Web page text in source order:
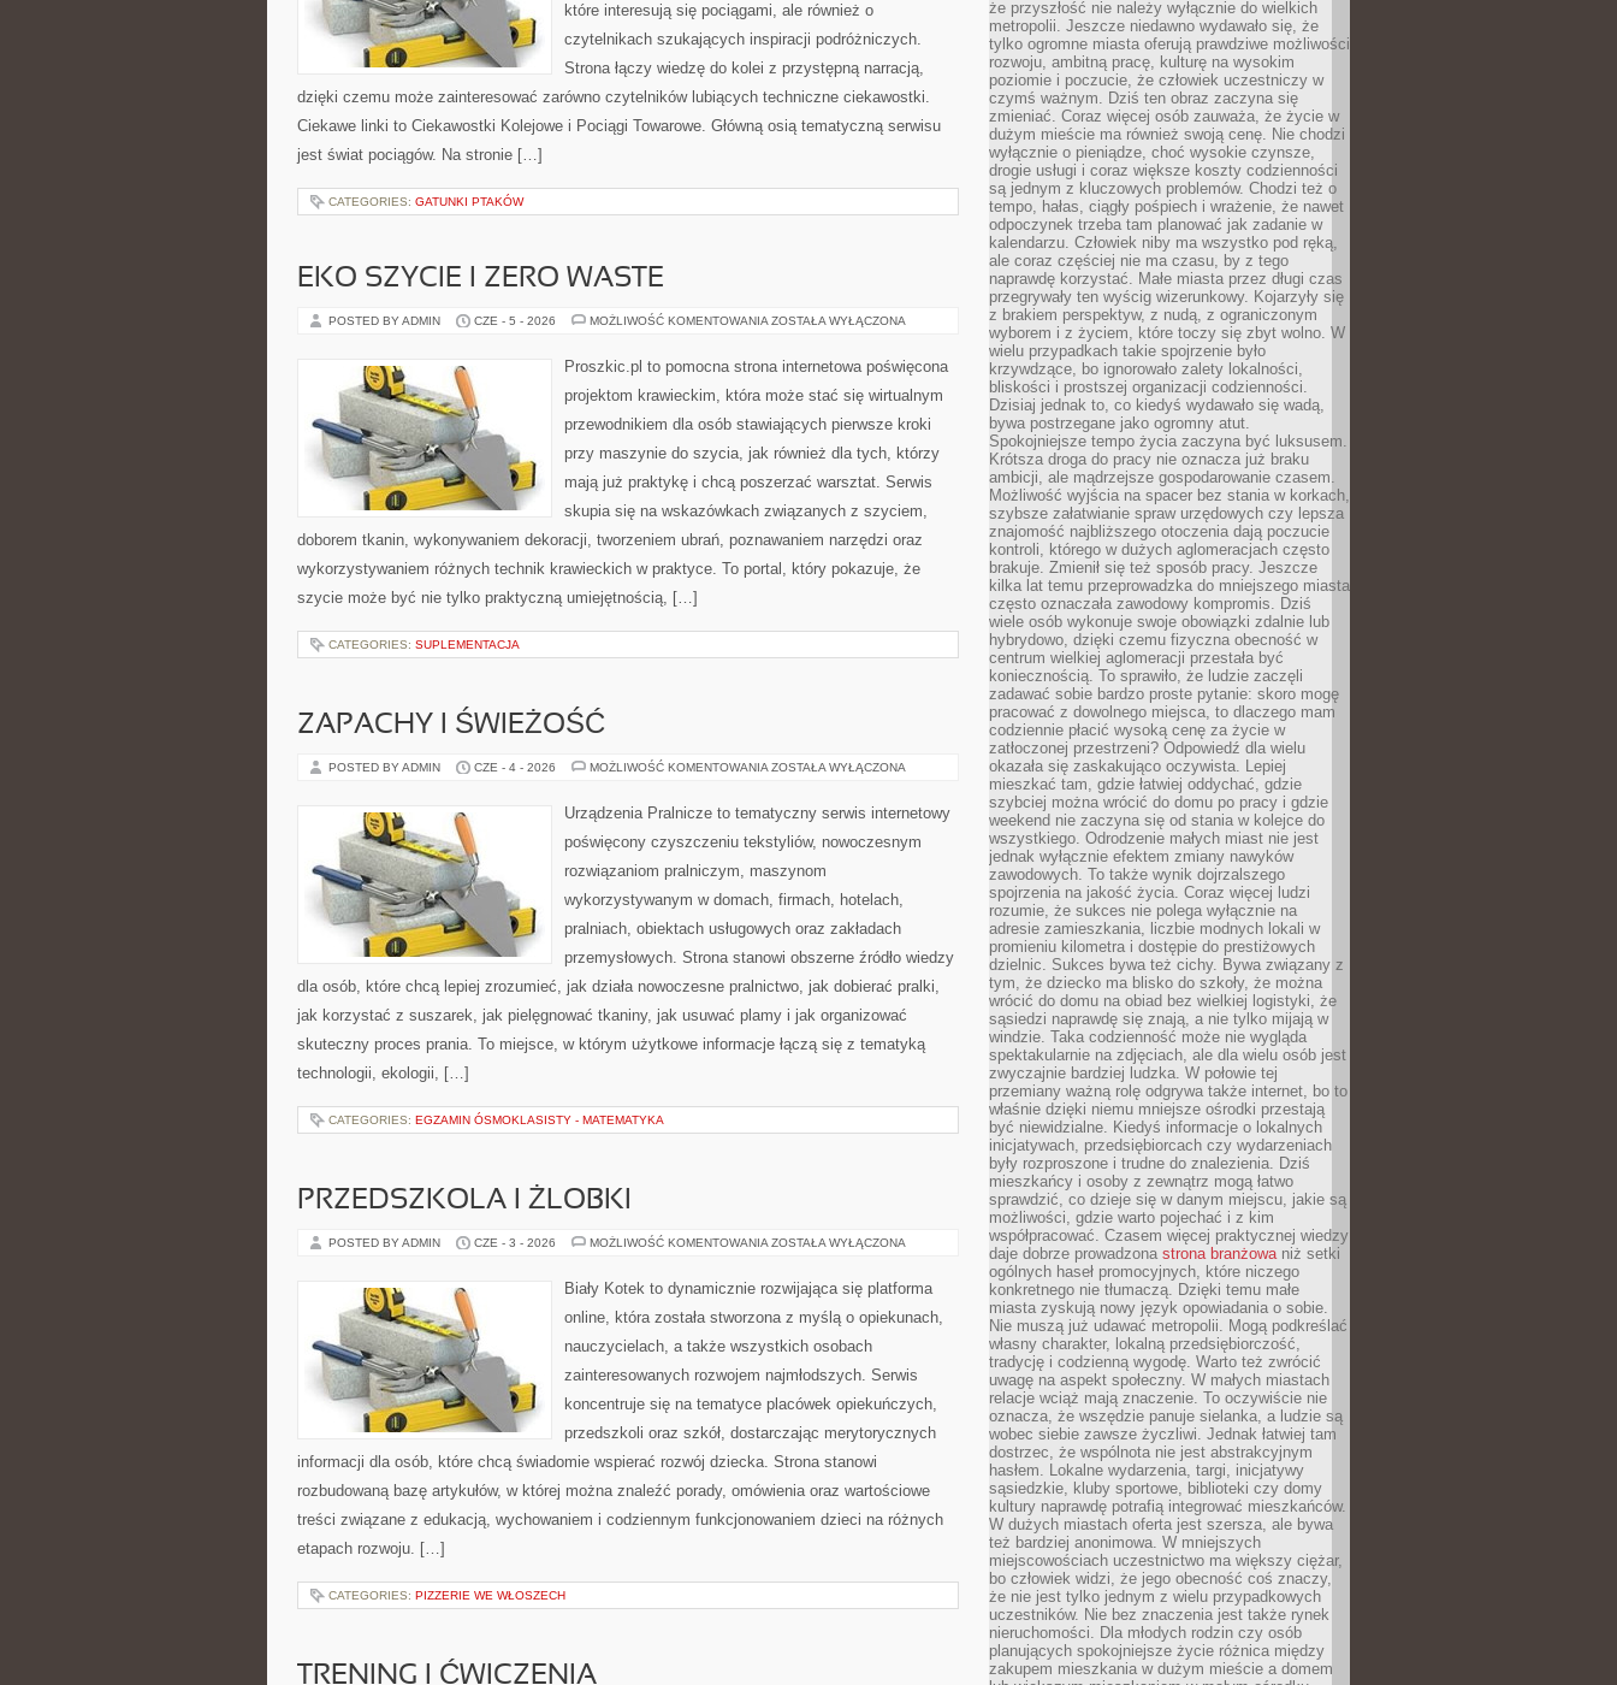
które interesują się pociągami, ale również o
czytelnikach szukających inspiracji podróżniczych.
Strona łączy wiedzę do kolei z przystępną narracją,
dzięki czemu może zainteresować zarówno czytelników lubiących techniczne ciekawostki.
Ciekawe linki to Ciekawostki Kolejowe i Pociągi Towarowe. Główną osią tematyczną serwisu
jest świat pociągów. Na stronie […]
CATEGORIES: GATUNKI PTAKÓW
EKO SZYCIE I ZERO WASTE
POSTED BY ADMIN CZE - 5 - 2026 MOŻLIWOŚĆ KOMENTOWANIA EKO
ZERO
WASTE
ZOSTAŁA WYŁĄCZONA
Proszkic.pl to pomocna strona internetowa poświęcona
projektom krawieckim, która może stać się wirtualnym
przewodnikiem dla osób stawiających pierwsze kroki
przy maszynie do szycia, jak również dla tych, którzy
mają już praktykę i chcą poszerzać warsztat. Serwis
skupia się na wskazówkach związanych z szyciem,
doborem tkanin, wykonywaniem dekoracji, tworzeniem ubrań, poznawaniem narzędzi oraz
wykorzystywaniem różnych technik krawieckich w praktyce. To portal, który pokazuje, że
szycie może być nie tylko praktyczną umiejętnością, […]
CATEGORIES: SUPLEMENTACJA
ZAPACHY I ŚWIEŻOŚĆ
POSTED BY ADMIN CZE - 4 - 2026 MOŻLIWOŚĆ KOMENTOWANIA ZAPACHY
ZOSTAŁA WYŁĄCZONA
Urządzenia Pralnicze to tematyczny serwis internetowy
poświęcony czyszczeniu tekstyliów, nowoczesnym
rozwiązaniom pralniczym, maszynom
wykorzystywanym w domach, firmach, hotelach,
pralniach, obiektach usługowych oraz zakładach
przemysłowych. Strona stanowi obszerne źródło wiedzy
dla osób, które chcą lepiej zrozumieć, jak działa nowoczesne pralnictwo, jak dobierać pralki,
jak korzystać z suszarek, jak pielęgnować tkaniny, jak usuwać plamy i jak organizować
skuteczny proces prania. To miejsce, w którym użytkowe informacje łączą się z tematyką
technologii, ekologii, […]
CATEGORIES: EGZAMIN ÓSMOKLASISTY - MATEMATYKA
PRZEDSZKOLA I ŻLOBKI
POSTED BY ADMIN CZE - 3 - 2026 MOŻLIWOŚĆ KOMENTOWANIA PRZEDSZKOLA
ZOSTAŁA WYŁĄCZONA
Biały Kotek to dynamicznie rozwijająca się platforma
online, która została stworzona z myślą o opiekunach,
nauczycielach, a także wszystkich osobach
zainteresowanych rozwojem najmłodszych. Serwis
koncentruje się na tematyce placówek opiekuńczych,
przedszkoli oraz szkół, dostarczając merytorycznych
informacji dla osób, które chcą świadomie wspierać rozwój dziecka. Strona stanowi
rozbudowaną bazę artykułów, w której można znaleźć porady, omówienia oraz wartościowe
treści związane z edukacją, wychowaniem i codziennym funkcjonowaniem dzieci na różnych
etapach rozwoju. […]
CATEGORIES: PIZZERIE WE WŁOSZECH
TRENING I ĆWICZENIA
że przyszłość nie należy wyłącznie do wielkich
metropolii. Jeszcze niedawno wydawało się, że
tylko ogromne miasta oferują prawdziwe możliwości
rozwoju, ambitną pracę, kulturę na wysokim
poziomie i poczucie, że człowiek uczestniczy w
czymś ważnym. Dziś ten obraz zaczyna się
zmieniać. Coraz więcej osób zauważa, że życie w
dużym mieście ma również swoją cenę. Nie chodzi
wyłącznie o pieniądze, choć wysokie czynsze,
drogie usługi i coraz większe koszty codzienności
są jednym z kluczowych problemów. Chodzi też o
tempo, hałas, ciągły pośpiech i wrażenie, że nawet
odpoczynek trzeba tam planować jak zadanie w
kalendarzu. Człowiek niby ma wszystko pod ręką,
ale coraz częściej nie ma czasu, by z tego
naprawdę korzystać. Małe miasta przez długi czas
przegrywały ten wyścig wizerunkowy. Kojarzyły się
z brakiem perspektyw, z nudą, z ograniczonym
wyborem i z życiem, które toczy się zbyt wolno. W
wielu przypadkach takie spojrzenie było
krzywdzące, bo ignorowało zalety lokalności,
bliskości i prostszej organizacji codzienności.
Dzisiaj jednak to, co kiedyś wydawało się wadą,
bywa postrzegane jako ogromny atut.
Spokojniejsze tempo życia zaczyna być luksusem.
Krótsza droga do pracy nie oznacza już braku
ambicji, ale mądrzejsze gospodarowanie czasem.
Możliwość wyjścia na spacer bez stania w korkach,
szybsze załatwianie spraw urzędowych czy lepsza
znajomość najbliższego otoczenia dają poczucie
kontroli, którego w dużych aglomeracjach często
brakuje. Zmienił się też sposób pracy. Jeszcze
kilka lat temu przeprowadzka do mniejszego miasta
często oznaczała zawodowy kompromis. Dziś
wiele osób wykonuje swoje obowiązki zdalnie lub
hybrydowo, dzięki czemu fizyczna obecność w
centrum wielkiej aglomeracji przestała być
koniecznością. To sprawiło, że ludzie zaczęli
zadawać sobie bardzo proste pytanie: skoro mogę
pracować z dowolnego miejsca, to dlaczego mam
codziennie płacić wysoką cenę za życie w
zatłoczonej przestrzeni? Odpowiedź dla wielu
okazała się zaskakująco oczywista. Lepiej
mieszkać tam, gdzie łatwiej oddychać, gdzie
szybciej można wrócić do domu po pracy i gdzie
weekend nie zaczyna się od stania w kolejce do
wszystkiego. Odrodzenie małych miast nie jest
jednak wyłącznie efektem zmiany nawyków
zawodowych. To także wynik dojrzalszego
spojrzenia na jakość życia. Coraz więcej ludzi
rozumie, że sukces nie polega wyłącznie na
adresie zamieszkania, liczbie modnych lokali w
promieniu kilometra i dostępie do prestiżowych
dzielnic. Sukces bywa też cichy. Bywa związany z
tym, że dziecko ma blisko do szkoły, że można
wrócić do domu na obiad bez wielkiej logistyki, że
sąsiedzi naprawdę się znają, a nie tylko mijają w
windzie. Taka codzienność może nie wygląda
spektakularnie na zdjęciach, ale dla wielu osób jest
zwyczajnie bardziej ludzka. W połowie tej
przemiany ważną rolę odgrywa także internet, bo to
właśnie dzięki niemu mniejsze ośrodki przestają
być niewidzialne. Kiedyś informacje o lokalnych
inicjatywach, przedsiębiorcach czy wydarzeniach
były rozproszone i trudne do znalezienia. Dziś
mieszkańcy i osoby z zewnątrz mogą łatwo
sprawdzić, co dzieje się w danym miejscu, jakie są
możliwości, gdzie warto pojechać i z kim
współpracować. Czasem więcej praktycznej wiedzy
daje dobrze prowadzona strona branżowaniż setki
ogólnych haseł promocyjnych, które niczego
konkretnego nie tłumaczą. Dzięki temu małe
miasta zyskują nowy język opowiadania o sobie.
Nie muszą już udawać metropolii. Mogą podkreślać
własny charakter, lokalną przedsiębiorczość,
tradycję i codzienną wygodę. Warto też zwrócić
uwagę na aspekt społeczny. W małych miastach
relacje wciąż mają znaczenie. To oczywiście nie
oznacza, że wszędzie panuje sielanka, a ludzie są
wobec siebie zawsze życzliwi. Jednak łatwiej tam
dostrzec, że wspólnota nie jest abstrakcyjnym
hasłem. Lokalne wydarzenia, targi, inicjatywy
sąsiedzkie, kluby sportowe, biblioteki czy domy
kultury naprawdę potrafią integrować mieszkańców.
W dużych miastach oferta jest szersza, ale bywa
też bardziej anonimowa. W mniejszych
miejscowościach uczestnictwo ma większy ciężar,
bo człowiek widzi, że jego obecność coś znaczy,
że nie jest tylko jednym z wielu przypadkowych
uczestników. Nie bez znaczenia jest także rynek
nieruchomości. Dla młodych rodzin czy osób
planujących spokojniejsze życie różnica między
zakupem mieszkania w dużym mieście a domem